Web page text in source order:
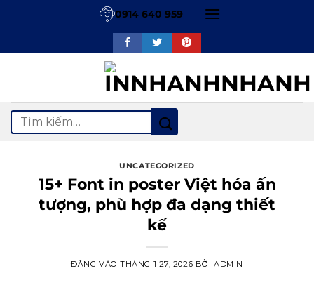
0914 640 959
Tìm
kiếm:
UNCATEGORIZED
15+ Font in poster Việt hóa ấn
tượng, phù hợp đa dạng thiết
kế
ĐĂNG VÀOTHÁNG 1 27, 2026 BỞI ADMIN